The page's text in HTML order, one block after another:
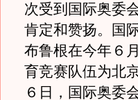
次受到国际奥委
肯定和赞扬。国
布鲁根在今年６
育竞赛队伍为北
６日，国际奥委